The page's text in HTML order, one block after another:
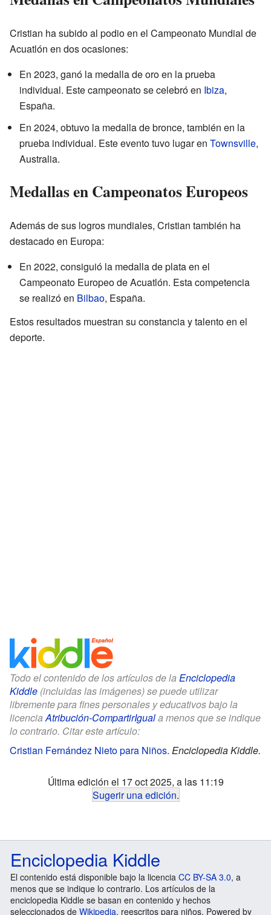
Cristian ha subido al podio en el Campeonato Mundial de
Acuatlón en dos ocasiones:
En 2023, ganó la medalla de oro en la prueba
individual. Este campeonato se celebró en Ibiza,
España.
En 2024, obtuvo la medalla de bronce, también en la
prueba individual. Este evento tuvo lugar en Townsville,
Australia.
Medallas en Campeonatos Europeos
Además de sus logros mundiales, Cristian también ha
destacado en Europa:
En 2022, consiguió la medalla de plata en el
Campeonato Europeo de Acuatlón. Esta competencia
se realizó en Bilbao, España.
Estos resultados muestran su constancia y talento en el
deporte.
Todo el contenido de los artículos de la Enciclopedia
Kiddle (incluidas las imágenes) se puede utilizar
libremente para fines personales y educativos bajo la
licenciaAtribución-CompartirIguala menos que se indique
lo contrario. Citar este artículo:
Cristian Fernández Nieto para Niños. Enciclopedia Kiddle.
Última edición el 17 oct 2025, a las 11:19
Sugerir una edición.
Enciclopedia Kiddle
El contenido está disponible bajo la licencia CC BY-SA 3.0, a
menos que se indique lo contrario. Los artículos de la
enciclopedia Kiddle se basan en contenido y hechos
seleccionados de Wikipedia, reescritos para niños. Powered by